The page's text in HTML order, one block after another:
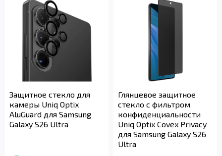
Защитное стекло для
камеры Uniq Optix
AluGuard для Samsung
Galaxy S26 Ultra
Глянцевое защитное
стекло с фильтром
конфиденциальности
Uniq Optix Covex Privacy
для Samsung Galaxy S26
Ultra